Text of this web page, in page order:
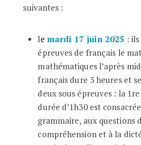
suivantes :
le mardi 17 juin 2025 :
épreuves de français le
mathématiques l’après
français dure 3 heures et
deux sous épreuves : la
durée d’1h30 est
grammaire, aux questions
compréhension et à la